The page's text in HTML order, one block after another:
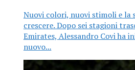
Nuovi colori, nuovi stimoli e la
crescere. Dopo sei stagioni
Emirates, Alessandro Covi ha
nuovo...